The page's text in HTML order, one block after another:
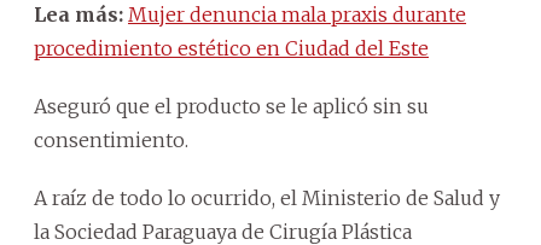
Lea más: Mujer denuncia mala praxis durante
procedimiento estético en Ciudad del Este
Aseguró que el producto se le aplicó sin su
consentimiento.
A raíz de todo lo ocurrido, el Ministerio de Salud y
la Sociedad Paraguaya de Cirugía Plástica